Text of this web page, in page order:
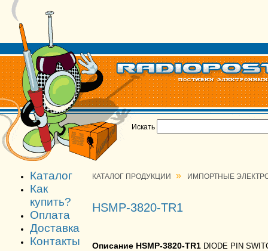
Искать
Каталог
Как
купить?
Оплата
Доставка
Контакты
КАТАЛОГ ПРОДУКЦИИ » ИМПОРТНЫЕ
HSMP-3820-TR1
Описание HSMP-3820-TR1 DIODE PIN